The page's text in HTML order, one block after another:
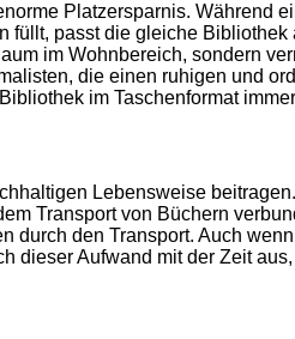
Platzersparnis. Während
füllt, passt die gleiche
im Wohnbereich, sondern
die einen ruhigen und
im Taschenformat
Lebensweise
Transport von Büchern
durch den Transport. Auch
dieser Aufwand mit der Zeit